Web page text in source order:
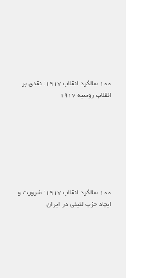
۱۰۰ سالگرد انقلاب ۱۹۱۷: نقدی بر
انقلاب روسیه ۱۹۱۷
۱۰۰ سالگرد انقلاب ۱۹۱۷: ضرورت و
ایجاد حزب لنینی در ایران